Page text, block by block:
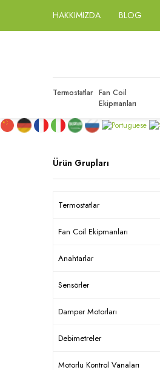
HAKKIMIZDA BLOG
Termostatlar Fan Coil
Ekipmanları
Ürün Grupları
Termostatlar
Fan Coil Ekipmanları
Anahtarlar
Sensörler
Damper Motorları
Debimetreler
Motorlu Kontrol Vanaları